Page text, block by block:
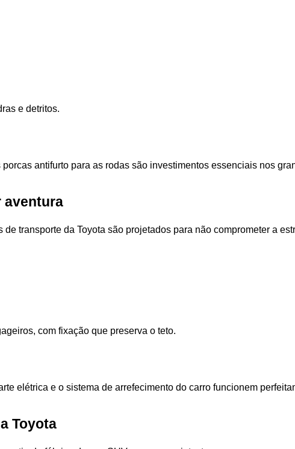
e detritos.
porcas antifurto para as rodas são investimentos essenciais nos
aventura
transporte da Toyota são projetados para não comprometer a
com fixação que preserva o teto.
elétrica e o sistema de arrefecimento do carro funcionem
Toyota